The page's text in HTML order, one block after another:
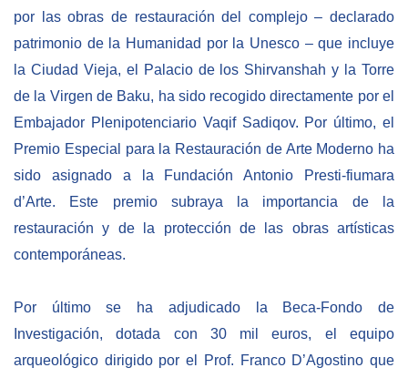
por las obras de restauración del complejo – declarado
patrimonio de la Humanidad por la Unesco – que incluye
la Ciudad Vieja, el Palacio de los Shirvanshah y la Torre
de la Virgen de Baku, ha sido recogido directamente por el
Embajador Plenipotenciario Vaqif Sadiqov. Por último, el
Premio Especial para la Restauración de Arte Moderno ha
sido asignado a la Fundación Antonio Presti-fiumara
d’Arte. Este premio subraya la importancia de la
restauración y de la protección de las obras artísticas
contemporáneas.
Por último se ha adjudicado la Beca-Fondo de
Investigación, dotada con 30 mil euros, el equipo
arqueológico dirigido por el Prof. Franco D’Agostino que